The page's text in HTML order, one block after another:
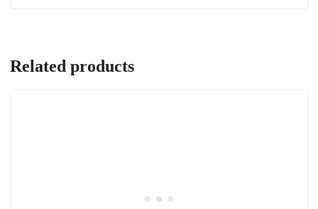
Related products